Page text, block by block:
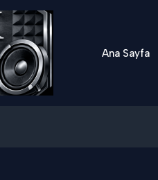
Ana Sayfa